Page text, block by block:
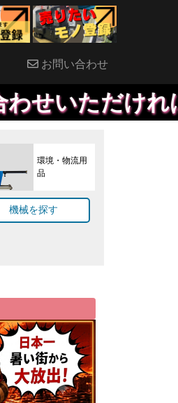
お問い合わせ
、優先して
環境・物流用
品
機械を探す